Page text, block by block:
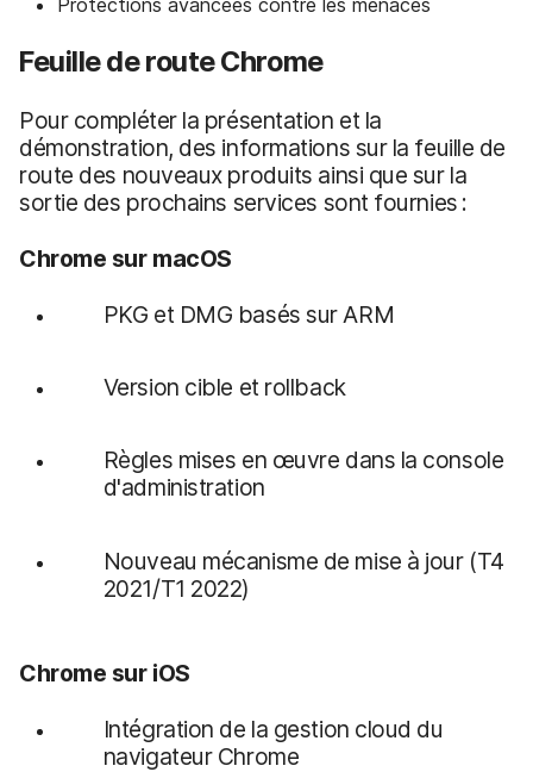
Feuille de route Chrome
Pour compléter la présentation et la
démonstration, des informations sur la feuille de
route des nouveaux produits ainsi que sur la
sortie des prochains services sont fournies :
Chrome sur macOS
PKG et DMG basés sur ARM
Version cible et rollback
Règles mises en œuvre dans la console
d'administration
Nouveau mécanisme de mise à jour (T4
2021/T1 2022)
Chrome sur iOS
Intégration de la gestion cloud du
navigateur Chrome